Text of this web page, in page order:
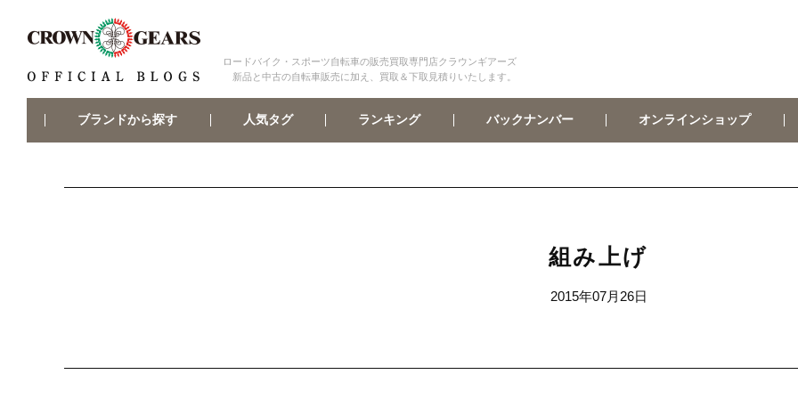
ロードバイク・スポーツ自転車の販売買取専門店クラウンギアーズ
新品と中古の自転車販売に加え、買取＆下取見積りいたします。
ブランドから探す 人気タグ ランキング バックナンバー オンラインショップ
組み上げ
2015年07月26日